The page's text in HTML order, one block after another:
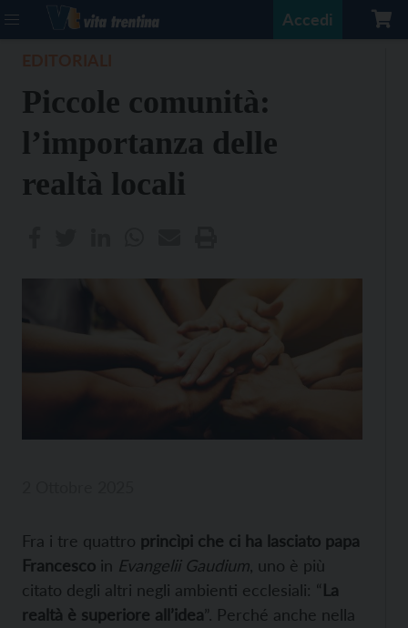
Accedi
Piccole comunità:
l’importanza delle
realtà locali
Fra i tre quattro princìpi che ci ha lasciato papa
Francesco in Evangelii Gaudium , uno è più
citato degli altri negli ambienti ecclesiali: “La
realtà è superiore all’idea”. Perché anche nella